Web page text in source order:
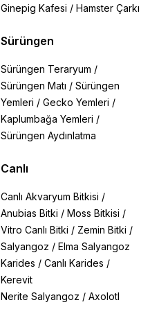
Ginepig Kafesi / Hamster Çarkı
Sürüngen
Sürüngen Teraryum /
Sürüngen Matı / Sürüngen
Yemleri / Gecko Yemleri /
Kaplumbağa Yemleri /
Sürüngen Aydınlatma
Canlı
Canlı Akvaryum Bitkisi /
Anubias Bitki / Moss Bitkisi /
Vitro Canlı Bitki / Zemin Bitki /
Salyangoz / Elma Salyangoz
Karides / Canlı Karides /
Kerevit
Nerite Salyangoz / Axolotl